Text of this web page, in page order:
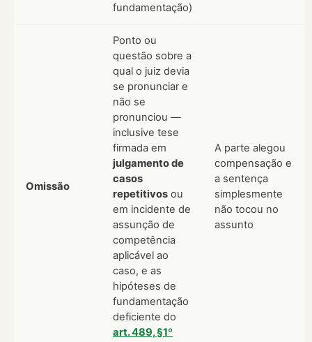
fundamentação)
Omissão
Ponto ou
questão sobre a
qual o juiz devia
se pronunciar e
não se
pronunciou —
inclusive tese
firmada em
julgamento de
casos
repetitivos ou
em incidente de
assunção de
competência
aplicável ao
caso, e as
hipóteses de
fundamentação
deficiente do
art. 489, §1º
A parte alegou
compensação e
a sentença
simplesmente
não tocou no
assunto